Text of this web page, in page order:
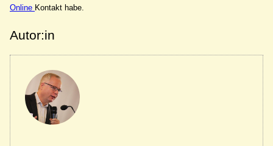
Online Kontakt habe.
Autor:in